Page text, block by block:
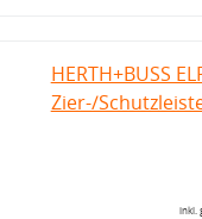
HERTH+BUSS
Zier-/
inkl.